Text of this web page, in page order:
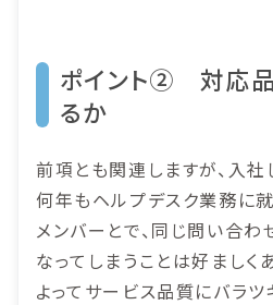
ポイント② 対応
るか
前項とも関連しますが、入社
何年もヘルプデスク業務に
メンバーとで、同じ問い合
なってしまうことは好ましく
よってサービス品質にバラ